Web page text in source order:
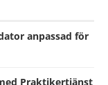
anpassad för
Praktikertjänst